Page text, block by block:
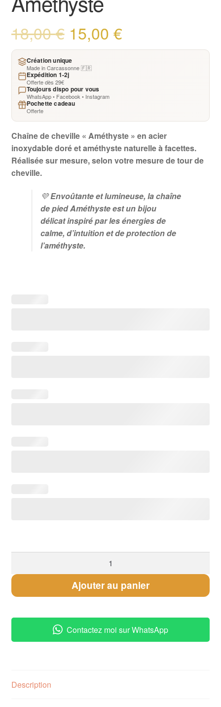
18,00€ Le
prix
initial
était :
18,00 €.
15,00 €Le
prix
actuel
Création unique
Made in Carcassonne 🇫🇷
Expédition 1-2j
Offerte dès 29€
Toujours dispo pour vous
WhatsApp • Facebook • Instagram
Pochette cadeau
Offerte
Chaîne de cheville « Améthyste » en acier
inoxydable doré et améthyste naturelle à facettes.
Réalisée sur mesure, selon votre mesure de tour de
cheville.
💜Envoûtante et lumineuse, la chaîne
de pied Améthyste est un bijou
délicat inspiré par les énergies de
calme, d’intuition et de protection de
l’améthyste.
Chaîne
de
Améthyste
Ajouter au panier
Contactez moi sur WhatsApp
Description